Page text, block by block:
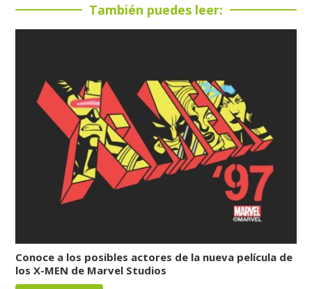
También puedes leer:
Conoce a los posibles actores de la nueva película de
los X-MEN de Marvel Studios